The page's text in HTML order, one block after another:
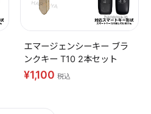
エマージェンシーキー ブラ
ンクキー T10 2本セット
¥1,100 税込